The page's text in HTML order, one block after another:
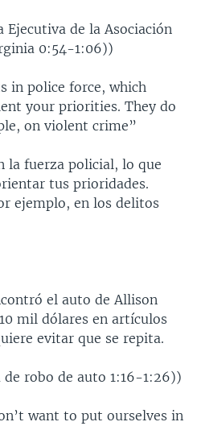
Ejecutiva de la Asociación
0:54-1:06))
in police force, which
your priorities. They do
on violent crime”
la fuerza policial, lo que
tus prioridades.
ejemplo, en los delitos
el auto de Allison
mil dólares en artículos
evitar que se repita.
robo de auto 1:16-1:26))
want to put ourselves in